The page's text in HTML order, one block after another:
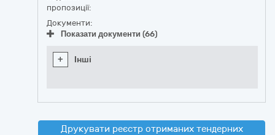
пропозиції:
Документи:
Показати документи (66)
+ Інші
Друкувати реєстр отриманих тендерних